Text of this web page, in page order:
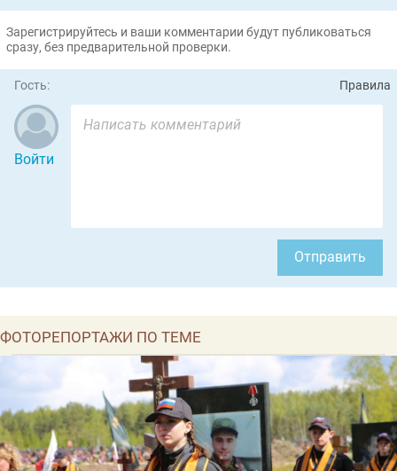
Зарегистрируйтесь и ваши комментарии будут публиковаться
сразу, без предварительной проверки.
Гость: Правила
Войти
Отправить
ФОТОРЕПОРТАЖИ ПО ТЕМЕ